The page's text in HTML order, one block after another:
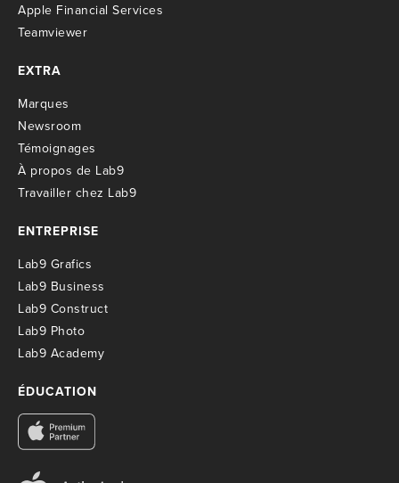
Apple Financial Services
Teamviewer
EXTRA
Marques
Newsroom
Témoignages
À propos de Lab9
Travailler chez Lab9
ENTREPRISE
Lab9 Grafics
Lab9 Business
Lab9 Construct
Lab9 Photo
Lab9 Academy
ÉDUCATION